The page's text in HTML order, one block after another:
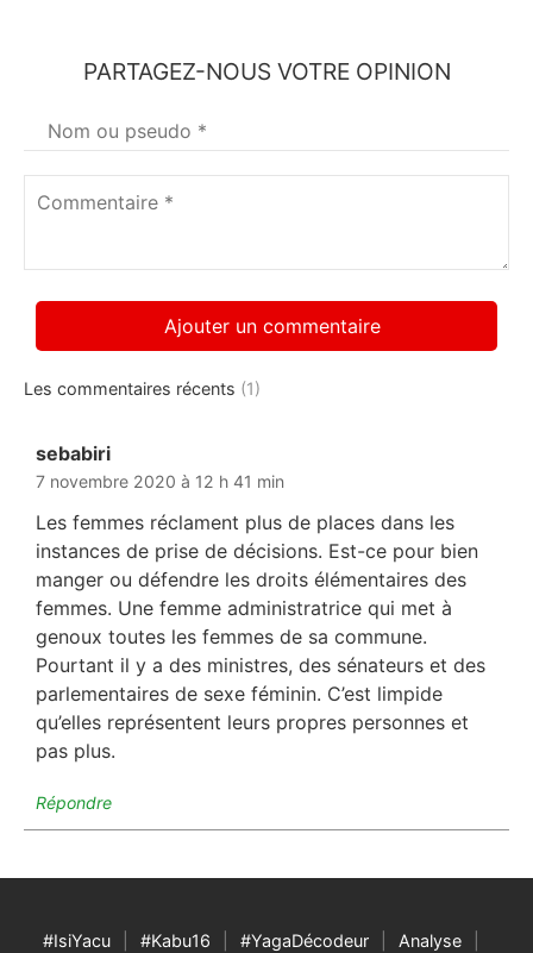
PARTAGEZ-NOUS VOTRE OPINION
Votre
nom*
Les commentaires récents (1)
sebabiri
7 novembre 2020 à 12 h 41 min
Les femmes réclament plus de places dans les
instances de prise de décisions. Est-ce pour bien
manger ou défendre les droits élémentaires des
femmes. Une femme administratrice qui met à
genoux toutes les femmes de sa commune.
Pourtant il y a des ministres, des sénateurs et des
parlementaires de sexe féminin. C’est limpide
qu’elles représentent leurs propres personnes et
pas plus.
Répondre
#IsiYacu #Kabu16 #YagaDécodeur Analyse